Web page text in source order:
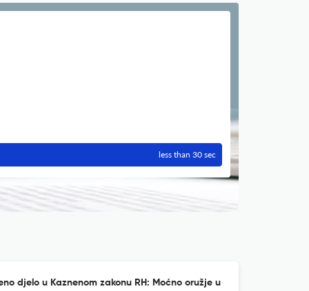
less than 30 sec
djelo u Kaznenom zakonu RH: Moćno oružje u